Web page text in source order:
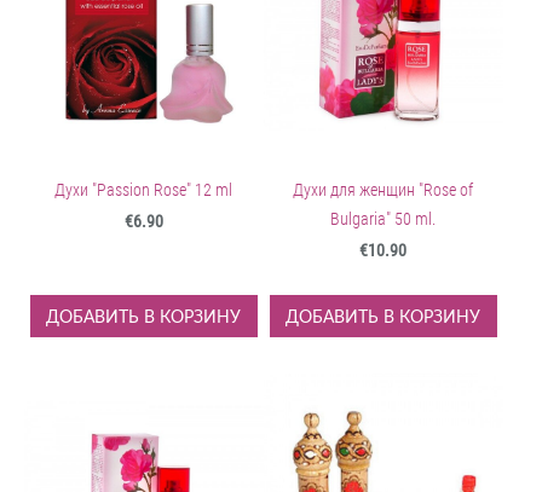
Духи "Passion Rose" 12 ml
€6.90
ДОБАВИТЬ В КОРЗИНУ
Духи для женщин "Rose of
Bulgaria" 50 ml.
€10.90
ДОБАВИТЬ В КОРЗИНУ